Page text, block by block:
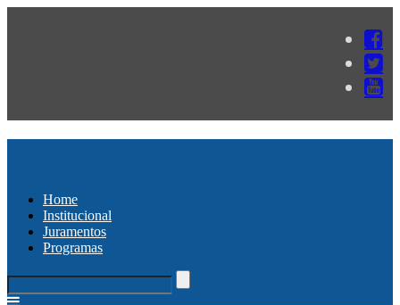
Home
Institucional
Juramentos
Programas